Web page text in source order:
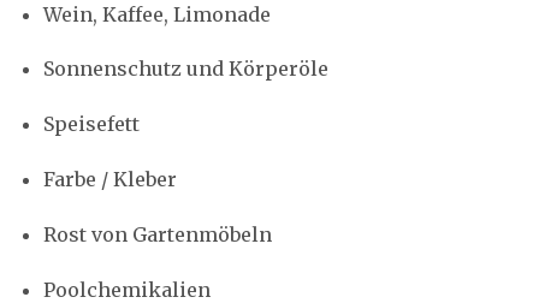
Wein, Kaffee, Limonade
Sonnenschutz und Körperöle
Speisefett
Farbe / Kleber
Rost von Gartenmöbeln
Poolchemikalien